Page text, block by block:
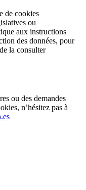
de cookies
ou
aux instructions
des données, pour
la consulter
ou des demandes
n’hésitez pas à